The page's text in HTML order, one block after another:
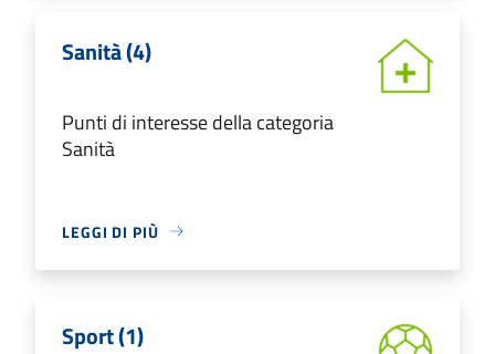
Sanità (4)
Punti di interesse della categoria
Sanità
LEGGI DI PIÙ
Sport (1)